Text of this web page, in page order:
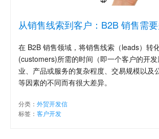
从销售线索到客户：B2B 销售需
在 B2B 销售领域，将销售线索（leads）转
(customers)所需的时间（即一个客户的开
业、产品或服务的复杂程度、交易规模以及
等因素的不同而有很大差异。
分类： 外贸开发信
标签： 客户开发